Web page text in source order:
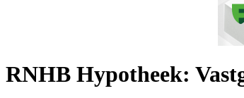
RNHB Hypotheek: